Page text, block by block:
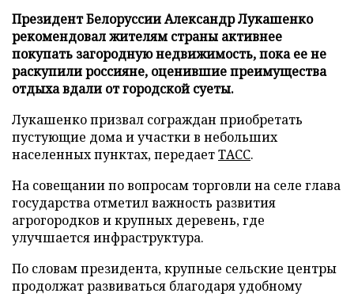
Президент Белоруссии Александр Лукашенко
рекомендовал жителям страны активнее
покупать загородную недвижимость, пока ее не
раскупили россияне, оценившие преимущества
отдыха вдали от городской суеты.
Лукашенко призвал сограждан приобретать
пустующие дома и участки в небольших
населенных пунктах, передаетТАСС.
На совещании по вопросам торговли на селе глава
государства отметил важность развития
агрогородков и крупных деревень, где
улучшается инфраструктура.
По словам президента, крупные сельские центры
продолжат развиваться благодаря удобному